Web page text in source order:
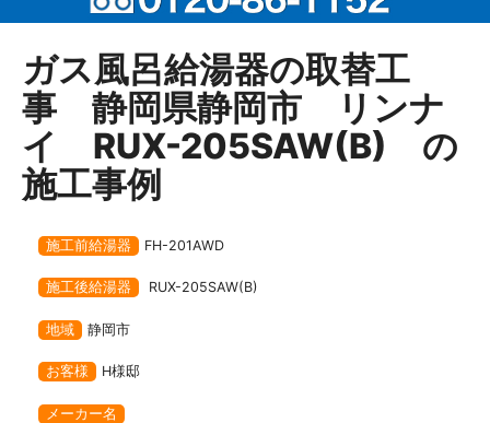
ガス風呂給湯器の取替工
事 静岡県静岡市 リンナ
イ RUX-205SAW(B) の
施工事例
施工前給湯器 FH-201AWD
施工後給湯器 RUX-205SAW(B)
地域 静岡市
お客様 H様邸
メーカー名